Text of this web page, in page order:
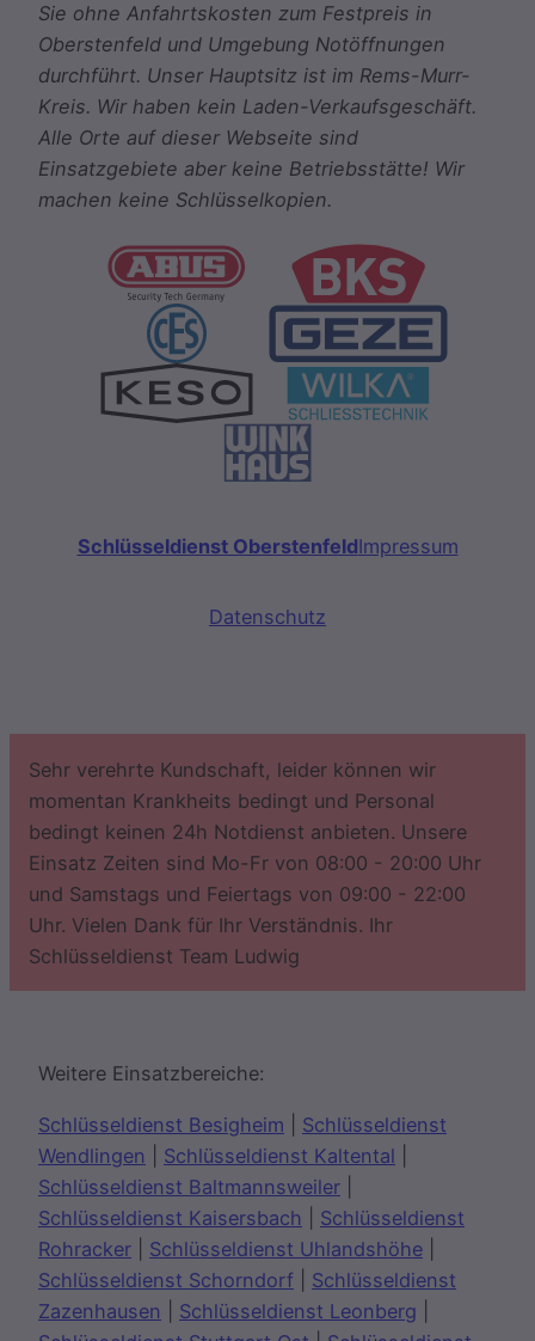
Sie ohne Anfahrtskosten zum Festpreis in
Oberstenfeld und Umgebung Notöffnungen
durchführt. Unser Hauptsitz ist im Rems-Murr-
Kreis. Wir haben kein Laden-Verkaufsgeschäft.
Alle Orte auf dieser Webseite sind
Einsatzgebiete aber keine Betriebsstätte! Wir
machen keine Schlüsselkopien.
Schlüsseldienst OberstenfeldImpressum
Datenschutz
Sehr verehrte Kundschaft, leider können wir
momentan Krankheits bedingt und Personal
bedingt keinen 24h Notdienst anbieten. Unsere
Einsatz Zeiten sind Mo-Fr von 08:00 - 20:00 Uhr
und Samstags und Feiertags von 09:00 - 22:00
Uhr. Vielen Dank für Ihr Verständnis. Ihr
Schlüsseldienst Team Ludwig
Weitere Einsatzbereiche:
Schlüsseldienst Besigheim
Schlüsseldienst
Wendlingen
Schlüsseldienst Kaltental
Schlüsseldienst Baltmannsweiler
Schlüsseldienst Kaisersbach
Schlüsseldienst
Rohracker
Schlüsseldienst Uhlandshöhe
Schlüsseldienst Schorndorf
Schlüsseldienst
Zazenhausen
Schlüsseldienst Leonberg